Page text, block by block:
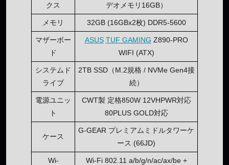
クス
デオメモリ16GB）
メモリ 32GB (16GBx2枚) DDR5-5600
マザーボー
ド
ASUS TUF GAMING Z890-PRO
WIFI (ATX)
システムド
ライブ
2TB SSD（M.2規格 / NVMe Gen4接
続）
電源ユニッ
ト
CWT製 定格850W 12VHPWR対応
80PLUS GOLD対応
ケース
G-GEAR プレミアムミドルタワーケ
ース (66JD)
Wi-
Wi-Fi 802.11 a/b/g/n/ac/ax/be +